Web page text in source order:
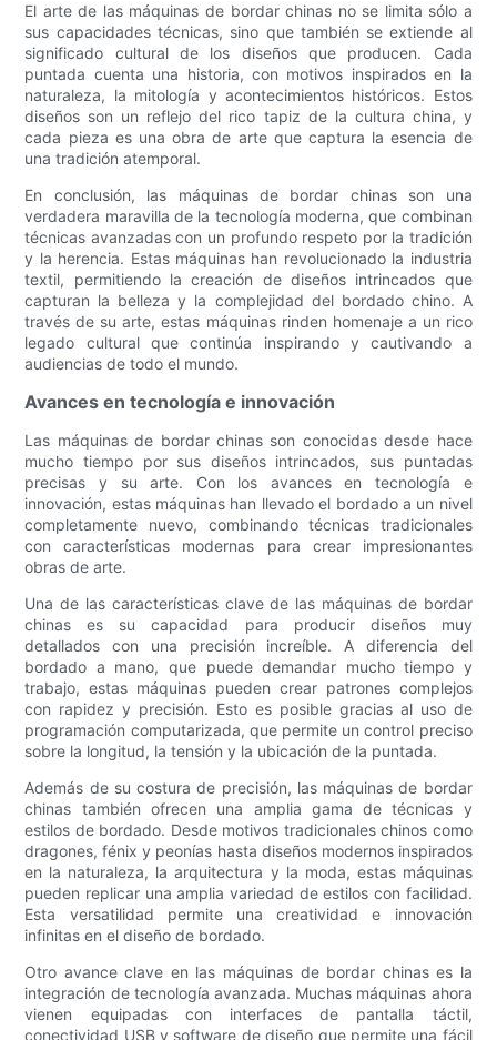
El arte de las máquinas de bordar chinas no se limita sólo a
sus capacidades técnicas, sino que también se extiende al
significado cultural de los diseños que producen. Cada
puntada cuenta una historia, con motivos inspirados en la
naturaleza, la mitología y acontecimientos históricos. Estos
diseños son un reflejo del rico tapiz de la cultura china, y
cada pieza es una obra de arte que captura la esencia de
una tradición atemporal.
En conclusión, las máquinas de bordar chinas son una
verdadera maravilla de la tecnología moderna, que combinan
técnicas avanzadas con un profundo respeto por la tradición
y la herencia. Estas máquinas han revolucionado la industria
textil, permitiendo la creación de diseños intrincados que
capturan la belleza y la complejidad del bordado chino. A
través de su arte, estas máquinas rinden homenaje a un rico
legado cultural que continúa inspirando y cautivando a
audiencias de todo el mundo.
Avances en tecnología e innovación
Las máquinas de bordar chinas son conocidas desde hace
mucho tiempo por sus diseños intrincados, sus puntadas
precisas y su arte. Con los avances en tecnología e
innovación, estas máquinas han llevado el bordado a un nivel
completamente nuevo, combinando técnicas tradicionales
con características modernas para crear impresionantes
obras de arte.
Una de las características clave de las máquinas de bordar
chinas es su capacidad para producir diseños muy
detallados con una precisión increíble. A diferencia del
bordado a mano, que puede demandar mucho tiempo y
trabajo, estas máquinas pueden crear patrones complejos
con rapidez y precisión. Esto es posible gracias al uso de
programación computarizada, que permite un control preciso
sobre la longitud, la tensión y la ubicación de la puntada.
Además de su costura de precisión, las máquinas de bordar
chinas también ofrecen una amplia gama de técnicas y
estilos de bordado. Desde motivos tradicionales chinos como
dragones, fénix y peonías hasta diseños modernos inspirados
en la naturaleza, la arquitectura y la moda, estas máquinas
pueden replicar una amplia variedad de estilos con facilidad.
Esta versatilidad permite una creatividad e innovación
infinitas en el diseño de bordado.
Otro avance clave en las máquinas de bordar chinas es la
integración de tecnología avanzada. Muchas máquinas ahora
vienen equipadas con interfaces de pantalla táctil,
conectividad USB y software de diseño que permite una fácil